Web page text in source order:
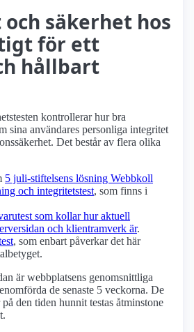
säkerhet hos
för ett
hållbart
kontrollerar hur bra
sina användares personliga integritet
Det består av flera olika
5 juli-stiftelsens lösning Webbkoll
och integritetstest, som finns i
som kollar hur aktuell
och klient­ramverk är.
, som enbart påverkar det här
är webbplatsens genomsnittliga
de senaste 5 veckorna. De
den tiden hunnit testas åtminstone